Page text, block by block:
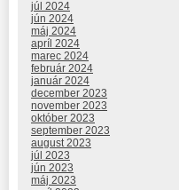
júl 2024
jún 2024
máj 2024
apríl 2024
marec 2024
február 2024
január 2024
december 2023
november 2023
október 2023
september 2023
august 2023
júl 2023
jún 2023
máj 2023